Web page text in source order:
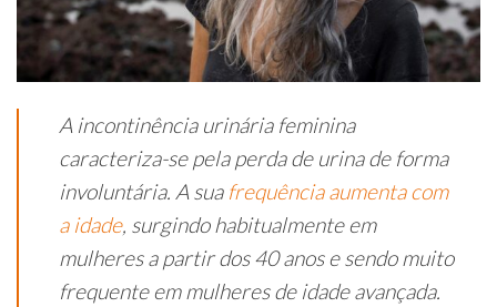
A incontinência urinária feminina
caracteriza-se pela perda de urina de forma
involuntária. A sua frequência aumenta com
a idade, surgindo habitualmente em
mulheres a partir dos 40 anos e sendo muito
frequente em mulheres de idade avançada.